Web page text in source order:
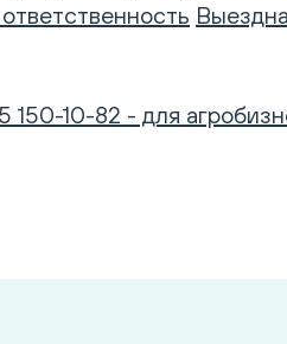
150-10-82 - для